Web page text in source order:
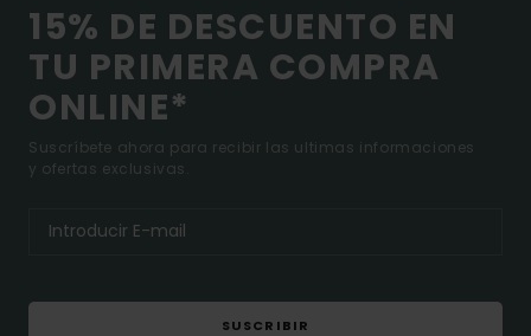
15% DE DESCUENTO EN
TU PRIMERA COMPRA
ONLINE*
Suscríbete ahora para recibir las ultimas informaciones
y ofertas exclusivas.
SUSCRIBIR